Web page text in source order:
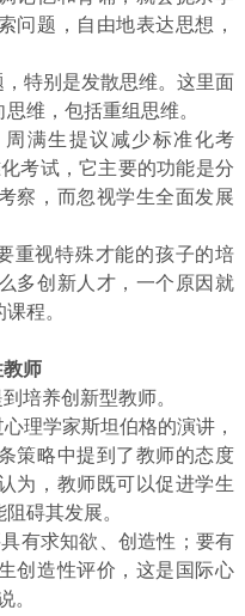
问 题，自由地表达思想，
特别是发散思维。这里面
维，包括重组思维。
满生提议减少标准化考
考试，它主要的功能是分
察，而忽视学生全面发展
重视特殊才能的孩子的培
多创新人才，一个原因就
程。
师
培养创新型教师。
理学家斯坦伯格的演讲，
策略中提到了教师的态度
为，教师既可以促进学生
碍其发展。
有求知欲、创造性；要有
创造性评价，这是国际心
。